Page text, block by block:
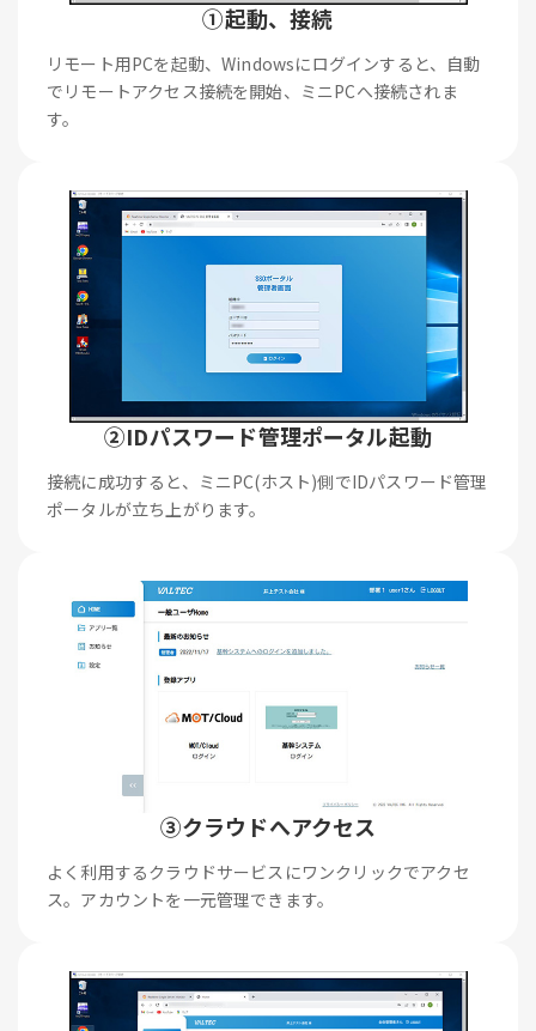
①起動、接続
リモート用PCを起動、Windowsにログインすると、自動
でリモートアクセス接続を開始、ミニPCへ接続されま
す。
②IDパスワード管理ポータル起動
接続に成功すると、ミニPC(ホスト)側でIDパスワード管理
ポータルが立ち上がります。
③クラウドへアクセス
よく利用するクラウドサービスにワンクリックでアクセ
ス。アカウントを一元管理できます。